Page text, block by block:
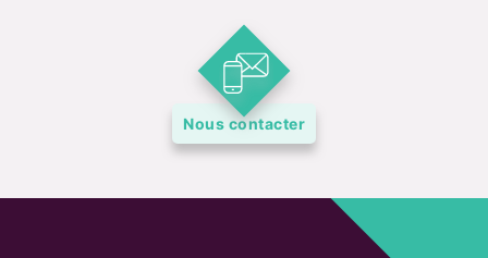
Nous contacter